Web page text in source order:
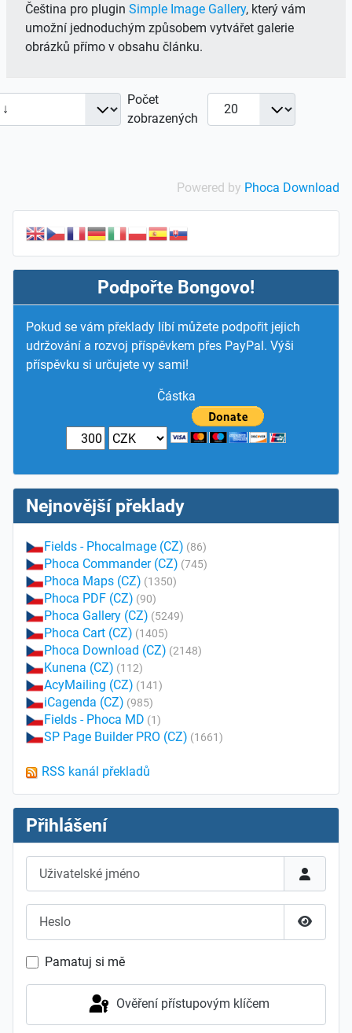
Čeština pro plugin Simple Image Gallery, který vám
umožní jednoduchým způsobem vytvářet galerie
obrázků přímo v obsahu článku.
Počet
zobrazených
Powered by Phoca Download
Podpořte Bongovo!
Pokud se vám překlady líbí můžete podpořit jejich
udržování a rozvoj příspěvkem přes PayPal. Výši
příspěvku si určujete vy sami!
Částka
Nejnovější překlady
Fields - PhocaImage (CZ) (86)
Phoca Commander (CZ) (745)
Phoca Maps (CZ) (1350)
Phoca PDF (CZ) (90)
Phoca Gallery (CZ) (5249)
Phoca Cart (CZ) (1405)
Phoca Download (CZ) (2148)
Kunena (CZ) (112)
AcyMailing (CZ) (141)
iCagenda (CZ) (985)
Fields - Phoca MD (1)
SP Page Builder PRO (CZ) (1661)
RSS kanál překladů
Přihlášení
Pamatuj si mě
Ověření přístupovým klíčem